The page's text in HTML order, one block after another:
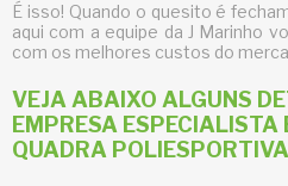
É isso! Quando o quesito é
aqui com a equipe da J Marinho
com os melhores custos do
VEJA ABAIXO ALGUNS
EMPRESA ESPECIALISTA
QUADRA POLIESPORTIVA